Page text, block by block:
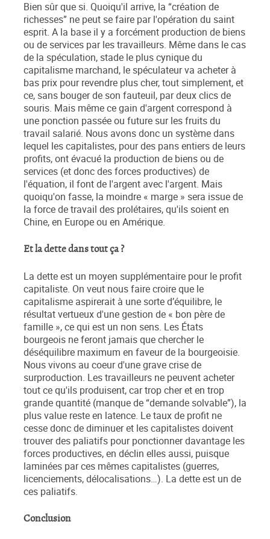
Bien sûr que si. Quoiqu'il arrive, la “création de
richesses” ne peut se faire par l'opération du saint
esprit. A la base il y a forcément production de biens
ou de services par les travailleurs. Même dans le cas
de la spéculation, stade le plus cynique du
capitalisme marchand, le spéculateur va acheter à
bas prix pour revendre plus cher, tout simplement, et
ce, sans bouger de son fauteuil, par deux clics de
souris. Mais même ce gain d'argent correspond à
une ponction passée ou future sur les fruits du
travail salarié. Nous avons donc un système dans
lequel les capitalistes, pour des pans entiers de leurs
profits, ont évacué la production de biens ou de
services (et donc des forces productives) de
l'équation, il font de l'argent avec l'argent. Mais
quoiqu'on fasse, la moindre « marge » sera issue de
la force de travail des prolétaires, qu'ils soient en
Chine, en Europe ou en Amérique.
Et la dette dans tout ça ?
La dette est un moyen supplémentaire pour le profit
capitaliste. On veut nous faire croire que le
capitalisme aspirerait à une sorte d’équilibre, le
résultat vertueux d'une gestion de « bon père de
famille », ce qui est un non sens. Les États
bourgeois ne feront jamais que chercher le
déséquilibre maximum en faveur de la bourgeoisie.
Nous vivons au coeur d'une grave crise de
surproduction. Les travailleurs ne peuvent acheter
tout ce qu'ils produisent, car trop cher et en trop
grande quantité (manque de “demande solvable”), la
plus value reste en latence. Le taux de profit ne
cesse donc de diminuer et les capitalistes doivent
trouver des paliatifs pour ponctionner davantage les
forces productives, en déclin elles aussi, puisque
laminées par ces mêmes capitalistes (guerres,
licenciements, délocalisations…). La dette est un de
ces paliatifs.
Conclusion